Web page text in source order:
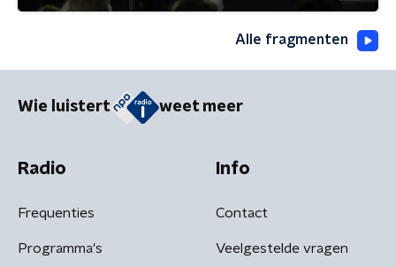
Alle fragmenten
Wie luistert weet meer
Radio
Frequenties
Programma's
Info
Contact
Veelgestelde vragen